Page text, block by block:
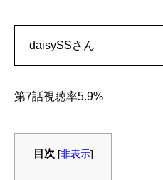
daisySSさん
第7話視聴率5.9%
目次 [非表示]